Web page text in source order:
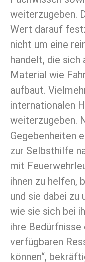
weiterzugeben.
Wert darauf
nicht um eine
handelt, die
Material wie
aufbaut.
internationalen
weiterzugeben.
Gegebenheiten
zur Selbsthilfe
mit
ihnen zu helfen,
und sie dabei zu
wie sie sich bei
ihre Bedürfnisse
verfügbaren
können“,